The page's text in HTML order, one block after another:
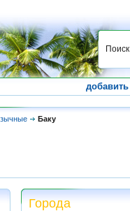
Поиск
добавить
Баку
Города